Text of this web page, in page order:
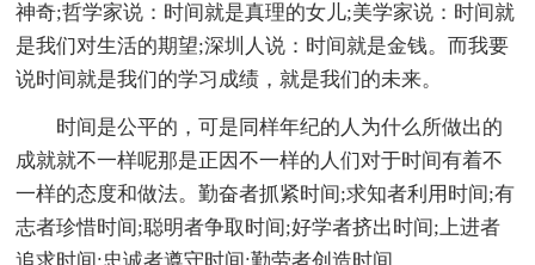
神奇;哲学家说：时间就是真理的女儿;美学家说：时间就
是我们对生活的期望;深圳人说：时间就是金钱。而我要
说时间就是我们的学习成绩，就是我们的未来。
时间是公平的，可是同样年纪的人为什么所做出的
成就就不一样呢那是正因不一样的人们对于时间有着不
一样的态度和做法。勤奋者抓紧时间;求知者利用时间;有
志者珍惜时间;聪明者争取时间;好学者挤出时间;上进者